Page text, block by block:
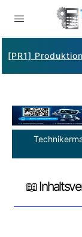
[PR1]
📖